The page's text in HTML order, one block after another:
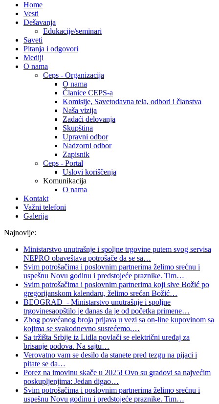
Home
Vesti
Dešavanja
Edukacije/seminari
Saveti
Pitanja i odgovori
Mediji
O nama
Ceps - Organizacija
O nama
Članice CEPS-a
Komisije, Savetodavna tela, odbori i članstva
Naša vizija
Zadaći delovanja
Skupština
Upravni odbor
Nadzorni odbor
Zapisnik
Ceps - Portal
Uslovi koriščenja
Komunikacija
O nama
Kontakt
Važni telefoni
Galerija
Najnovije:
Ministarstvo unutrašnje i spoljne trgovine putem svog servisa
NEPRO obaveštava potrošače da se sa…
Svim potrošačima i poslovnim partnerima želimo srećnu i
uspešnu Novu godinu i predstojeće praznike. Tim…
Svim potrošačima i poslovnim partnerima koji slve Božić po
gregorijanskom kalendaru, želimo srećan Božić…
BEOGRAD - Ministarstvo unutrašnje i spoljne
trgovinesaopštilo je danas da je od početka primene…
Zbog povećanog broja prijava u vezi sa on-line kupovinom sa
kojima se svakodnevno susrećemo,…
Sa tržišta Srbije iz Lidla povlači se električni uređaj za
brisanje podova. Na sajtu…
Verovatno vam se desilo da stanete pred tezgu na pijaci i
pitate se da…
Porez na imovinu skače u 2025! Ovo su gradovi sa najvećim
poskupljenjima: Jedan digao…
Svim potrošačima i poslovnim partnerima želimo srećnu i
uspešnu Novu godinu i predstojeće praznike. Tim…